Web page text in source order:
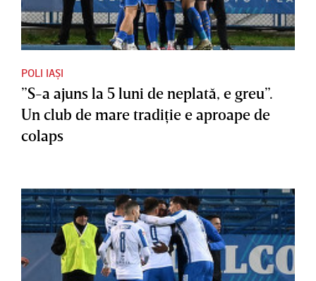
POLI IAȘI
”S-a ajuns la 5 luni de neplată, e greu”.
Un club de mare tradiţie e aproape de
colaps